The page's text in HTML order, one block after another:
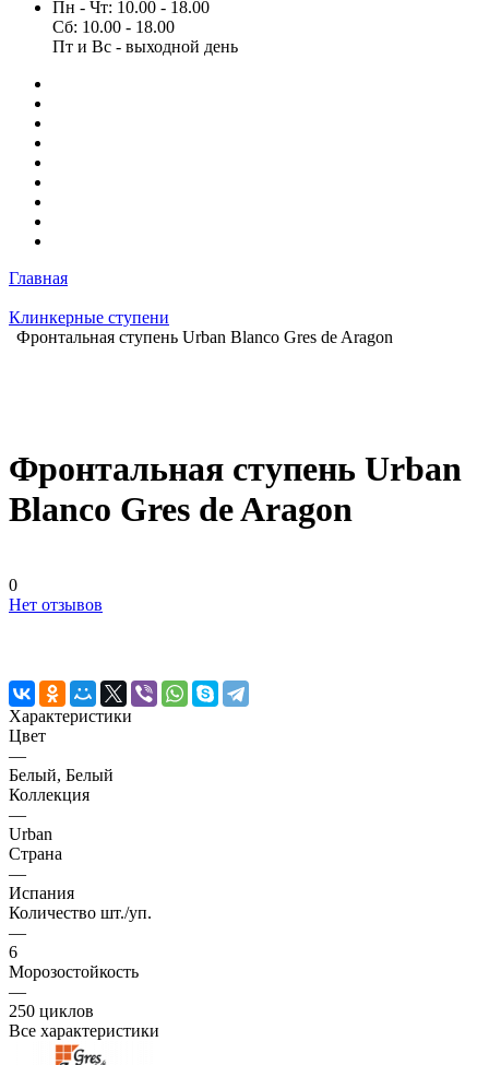
Пн - Чт: 10.00 - 18.00
Сб: 10.00 - 18.00
Пт и Вс - выходной день
Главная
Клинкерные ступени
Фронтальная ступень Urban Blanco Gres de Aragon
Фронтальная ступень Urban
Blanco Gres de Aragon
0
Нет отзывов
Характеристики
Цвет
—
Белый, Белый
Коллекция
—
Urban
Страна
—
Испания
Количество шт./уп.
—
6
Морозостойкость
—
250 циклов
Все характеристики